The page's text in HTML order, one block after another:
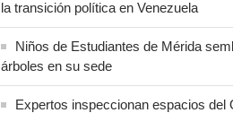
la transición política en Venezuela
Niños de Estudiantes de Mérida
árboles en su sede
Expertos inspeccionan espacios del